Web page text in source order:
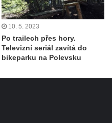
10. 5. 2023
Po trailech přes hory.
Televizní seriál zavítá do
bikeparku na Polevsku